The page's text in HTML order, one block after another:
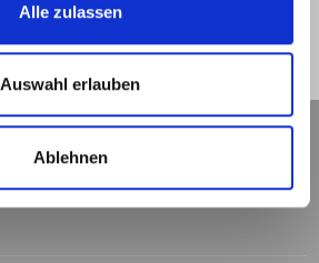
Alle zulassen
Auswahl erlauben
Ablehnen